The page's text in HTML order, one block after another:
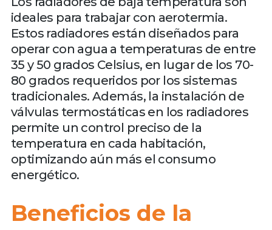
ideales para trabajar con aerotermia.
Estos radiadores están diseñados para
operar con agua a temperaturas de entre
35 y 50 grados Celsius, en lugar de los 70-
80 grados requeridos por los sistemas
tradicionales. Además, la instalación de
válvulas termostáticas en los radiadores
permite un control preciso de la
temperatura en cada habitación,
optimizando aún más el consumo
energético.
Beneficios de la